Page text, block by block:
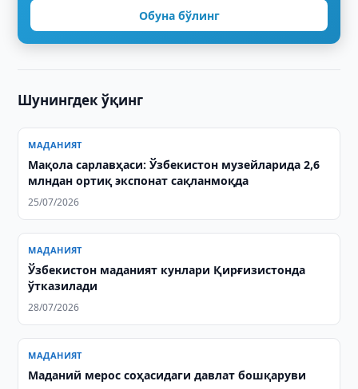
Обуна бўлинг
Шунингдек ўқинг
МАДАНИЯТ
Мақола сарлавҳаси: Ўзбекистон музейларида 2,6
млндан ортиқ экспонат сақланмоқда
25/07/2026
МАДАНИЯТ
Ўзбекистон маданият кунлари Қирғизистонда
ўтказилади
28/07/2026
МАДАНИЯТ
Маданий мерос соҳасидаги давлат бошқаруви